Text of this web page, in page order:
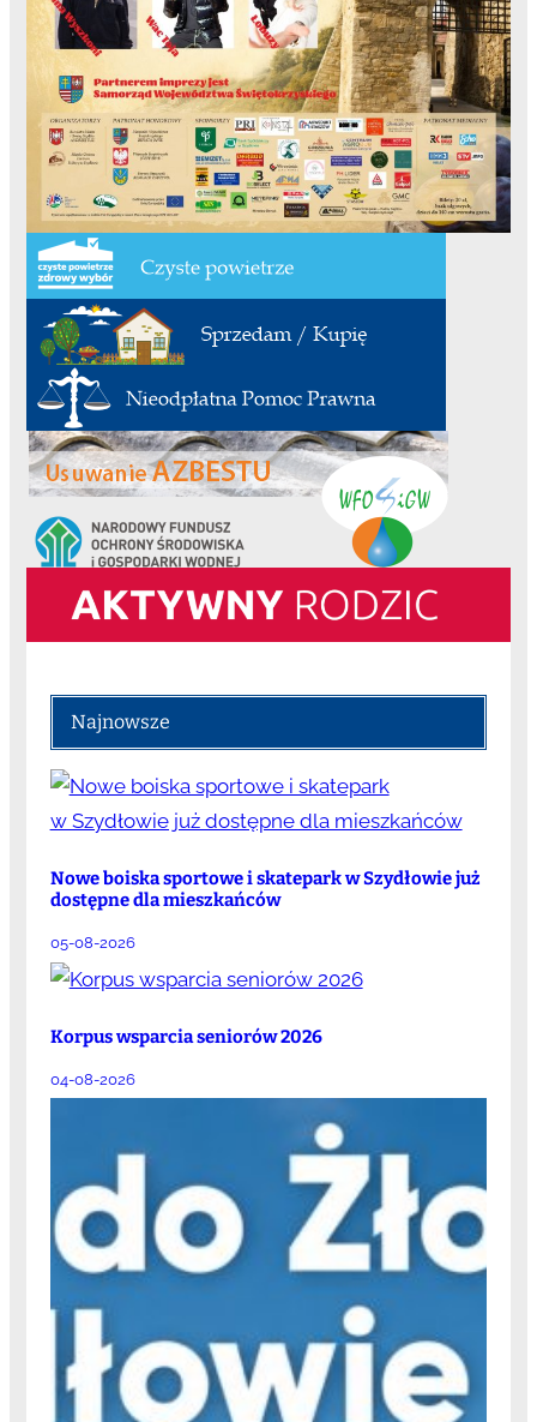
Najnowsze
Nowe boiska sportowe i skatepark w Szydłowie już
dostępne dla mieszkańców
05-08-2026
Korpus wsparcia seniorów 2026
04-08-2026